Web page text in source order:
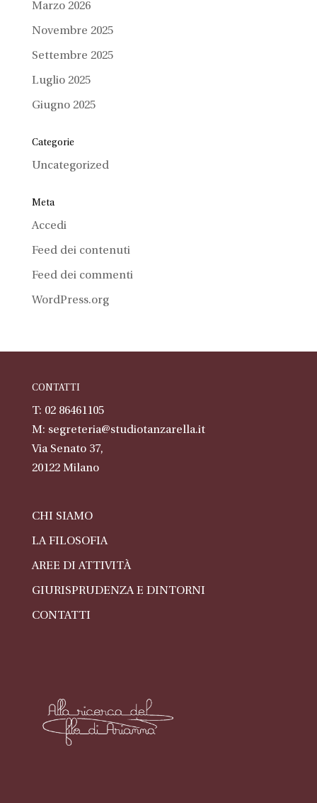
Marzo 2026
Novembre 2025
Settembre 2025
Luglio 2025
Giugno 2025
Categorie
Uncategorized
Meta
Accedi
Feed dei contenuti
Feed dei commenti
WordPress.org
CONTATTI
T: 02 86461105
M: segreteria@studiotanzarella.it
Via Senato 37,
20122 Milano
CHI SIAMO
LA FILOSOFIA
AREE DI ATTIVITÀ
GIURISPRUDENZA E DINTORNI
CONTATTI